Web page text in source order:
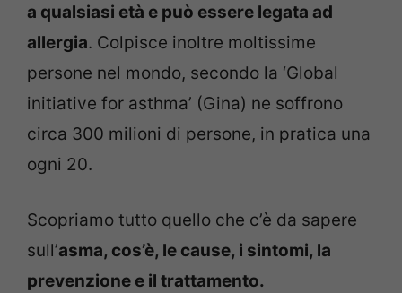
a qualsiasi età e può essere legata ad
allergia. Colpisce inoltre moltissime
persone nel mondo, secondo la ‘Global
initiative for asthma’ (Gina) ne soffrono
circa 300 milioni di persone, in pratica una
ogni 20.
Scopriamo tutto quello che c’è da sapere
sull’asma, cos’è, le cause, i sintomi, la
prevenzione e il trattamento.